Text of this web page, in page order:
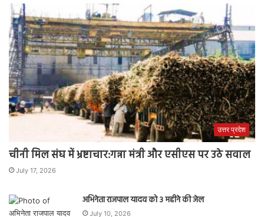
उत्तर प्रदेश
चीनी मिल संघ में भ्रष्टाचार:गन्ना मंत्री और एसीएस पर उठे सवाल
July 17, 2026
अभिनेता राजपाल यादव को 3 महीने की जेल
July 10, 2026